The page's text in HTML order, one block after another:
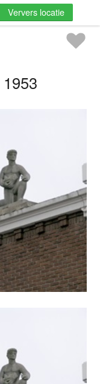
Ververs locatie
1953